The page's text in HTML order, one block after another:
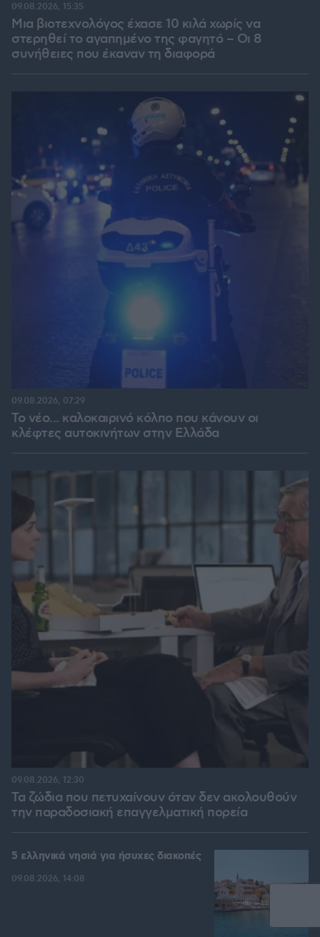
Μια βιοτεχνολόγος έχασε 10 κιλά χωρίς να
στερηθεί το αγαπημένο της φαγητό – Οι 8
συνήθειες που έκαναν τη διαφορά
09.08.2026, 15:35
Το νέο... καλοκαιρινό κόλπο που κάνουν οι
κλέφτες αυτοκινήτων στην Ελλάδα
09.08.2026, 07:29
Τα ζώδια που πετυχαίνουν όταν δεν ακολουθούν
την παραδοσιακή επαγγελματική πορεία
09.08.2026, 12:30
5 ελληνικά νησιά για ήσυχες διακοπές
09.08.2026, 14:08